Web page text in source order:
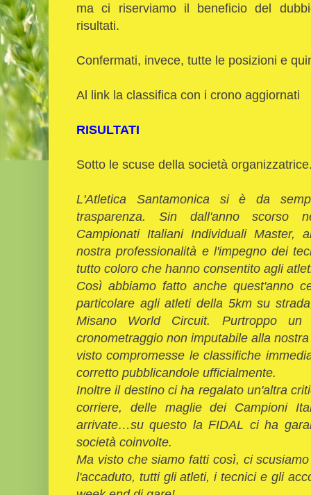
ma ci riserviamo il beneficio del
risultati.
Confermati, invece, tutte le posizioni e
Al link la classifica con i crono aggiornati
RISULTATI
Sotto le scuse della società
L'Atletica Santamonica si è da
trasparenza. Sin dall'anno scorso
Campionati Italiani Individuali Master,
nostra professionalità e l'impegno dei
tutto coloro che hanno consentito agli
Così abbiamo fatto anche quest'anno
particolare agli atleti della 5km su
Misano World Circuit. Purtroppo
cronometraggio non imputabile alla
visto compromesse le classifiche
corretto pubblicandole ufficialmente.
Inoltre il destino ci ha regalato un'altra
corriere, delle maglie dei Campioni
arrivate…su questo la FIDAL ci ha
società coinvolte.
Ma visto che siamo fatti così, ci
l'accaduto, tutti gli atleti, i tecnici e gli